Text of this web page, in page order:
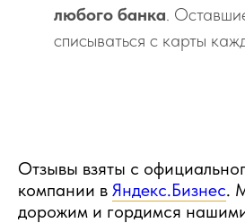
любого банка .
списываться с карты
Отзывы взяты с
компании в Яндекс.Бизнес.
дорожим и гордимся